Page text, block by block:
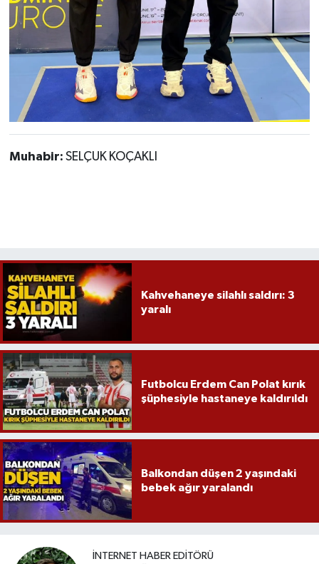
Muhabir: SELÇUK KOÇAKLI
Kahvehaneye silahlı saldırı: 3
yaralı
Futbolcu Erdem Can Polat kırık
şüphesiyle hastaneye kaldırıldı
Balkondan düşen 2 yaşındaki
bebek ağır yaralandı
İNTERNET HABER EDITÖRÜ